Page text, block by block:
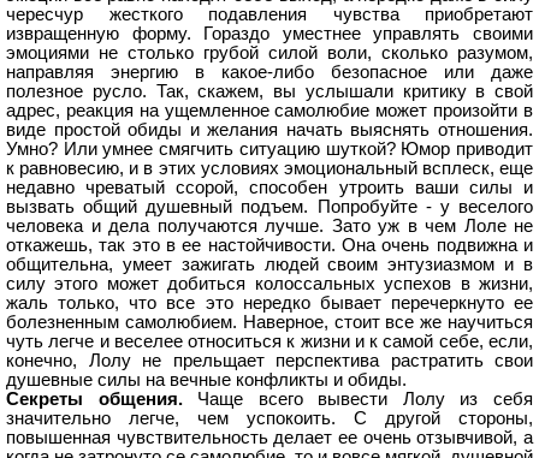
чересчур жесткого подавления чувства приобретают
извращенную форму. Гораздо уместнее управлять своими
эмоциями не столько грубой силой воли, сколько разумом,
направляя энергию в какое-либо безопасное или даже
полезное русло. Так, скажем, вы услышали критику в свой
адрес, реакция на ущемленное самолюбие может произойти в
виде простой обиды и желания начать выяснять отношения.
Умно? Или умнее смягчить ситуацию шуткой? Юмор приводит
к равновесию, и в этих условиях эмоциональный всплеск, еще
недавно чреватый ссорой, способен утроить ваши силы и
вызвать общий душевный подъем. Попробуйте - у веселого
человека и дела получаются лучше. Зато уж в чем Лоле не
откажешь, так это в ее настойчивости. Она очень подвижна и
общительна, умеет зажигать людей своим энтузиазмом и в
силу этого может добиться колоссальных успехов в жизни,
жаль только, что все это нередко бывает перечеркнуто ее
болезненным самолюбием. Наверное, стоит все же научиться
чуть легче и веселее относиться к жизни и к самой себе, если,
конечно, Лолу не прельщает перспектива растратить свои
душевные силы на вечные конфликты и обиды.
Секреты общения. Чаще всего вывести Лолу из себя
значительно легче, чем успокоить. С другой стороны,
повышенная чувствительность делает ее очень отзывчивой, а